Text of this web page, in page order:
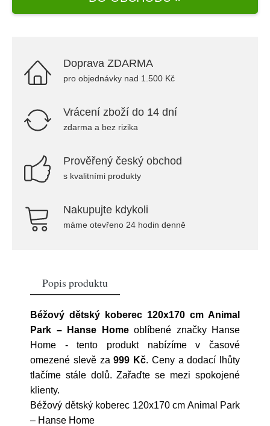
Doprava ZDARMA
pro objednávky nad 1.500 Kč
Vrácení zboží do 14 dní
zdarma a bez rizika
Prověřený český obchod
s kvalitními produkty
Nakupujte kdykoli
máme otevřeno 24 hodin denně
Popis produktu
Béžový dětský koberec 120x170 cm Animal
Park – Hanse Homeoblíbené značky Hanse
Home - tento produkt nabízíme v časové
omezené slevě za999 Kč. Ceny a dodací lhůty
tlačíme stále dolů. Zařaďte se mezi spokojené
klienty.
Béžový dětský koberec 120x170 cm Animal Park
– Hanse Home